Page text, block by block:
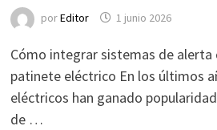
porEditor 1 junio 2026
Cómo integrar sistemas de alerta
patinete eléctrico En los últimos
eléctricos han ganado
de …